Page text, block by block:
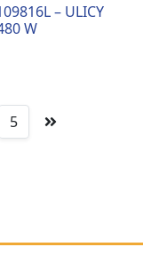
– ULICY
W
5